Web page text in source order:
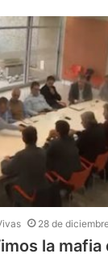
28 de
la mafia